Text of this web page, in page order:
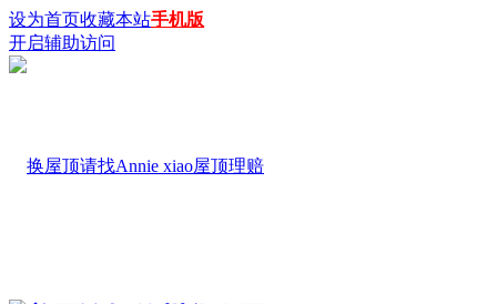
设为首页收藏本站手机版
开启辅助访问